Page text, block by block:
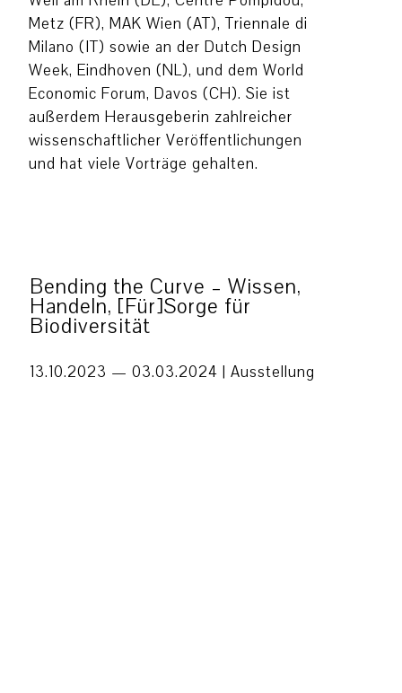
Metz (FR), MAK Wien (AT), Triennale di
Milano (IT) sowie an der Dutch Design
Week, Eindhoven (NL), und dem World
Economic Forum, Davos (CH). Sie ist
außerdem Herausgeberin zahlreicher
wissenschaftlicher Veröffentlichungen
und hat viele Vorträge gehalten.
Bending the Curve – Wissen,
Handeln, [Für]Sorge für
Biodiversität
13.10.2023 — 03.03.2024 | Ausstellung